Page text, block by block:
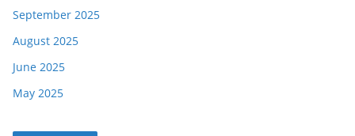
September 2025
August 2025
June 2025
May 2025